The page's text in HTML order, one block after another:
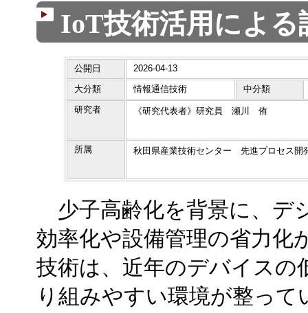
IoT技術活用によ
公開日
2026-04-13
大分類
情報通信技術
中分類
研究者
《研究代表者》研究員 瀬川 侑
所属 秋田県産業技術センター 先進プロセス
少子高齢化を背景に、デ
効率化や設備管理の省力化
技術は、近年のデバイスの
り組みやすい環境が整って